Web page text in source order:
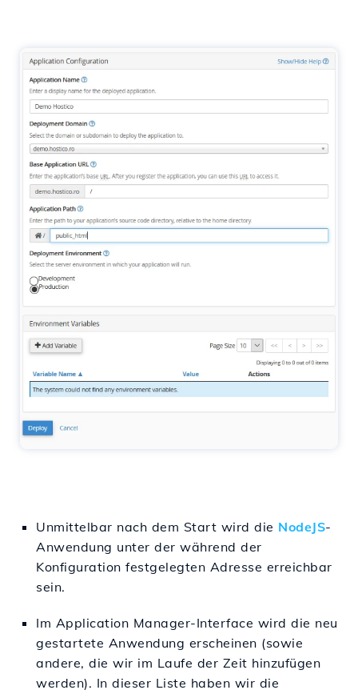
Unmittelbar nach dem Start wird die NodeJS-
Anwendung unter der während der
Konfiguration festgelegten Adresse erreichbar
sein.
Im Application Manager-Interface wird die neu
gestartete Anwendung erscheinen (sowie
andere, die wir im Laufe der Zeit hinzufügen
werden). In dieser Liste haben wir die